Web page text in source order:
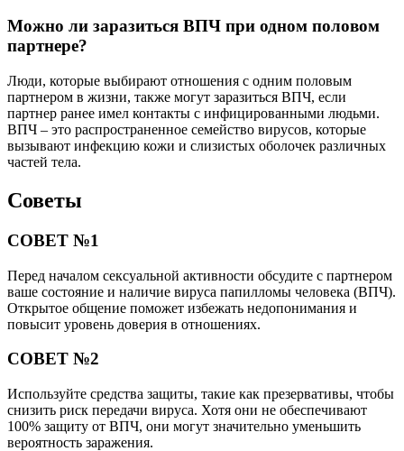
Можно ли заразиться ВПЧ при одном половом
партнере?
Люди, которые выбирают отношения с одним половым
партнером в жизни, также могут заразиться ВПЧ, если
партнер ранее имел контакты с инфицированными людьми.
ВПЧ – это распространенное семейство вирусов, которые
вызывают инфекцию кожи и слизистых оболочек различных
частей тела.
Советы
СОВЕТ №1
Перед началом сексуальной активности обсудите с партнером
ваше состояние и наличие вируса папилломы человека (ВПЧ).
Открытое общение поможет избежать недопонимания и
повысит уровень доверия в отношениях.
СОВЕТ №2
Используйте средства защиты, такие как презервативы, чтобы
снизить риск передачи вируса. Хотя они не обеспечивают
100% защиту от ВПЧ, они могут значительно уменьшить
вероятность заражения.